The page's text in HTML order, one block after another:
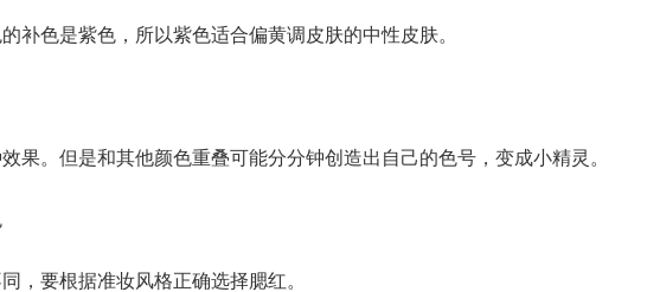
补色是紫色，所以紫色适合偏黄调皮肤的中性皮肤。
果。但是和其他颜色重叠可能分分钟创造出自己的色号，变成小精灵。
，要根据准妆风格正确选择腮红。